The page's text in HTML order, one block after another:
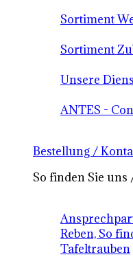
Sortiment
Sortiment
Unsere
ANTES -
Bestellung /
So finden Sie
Reben, So
Tafeltrauben